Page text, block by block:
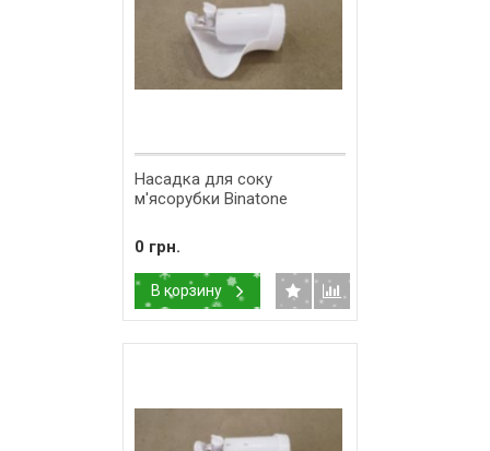
Насадка для соку
м'ясорубки Binatone
0 грн.
В корзину